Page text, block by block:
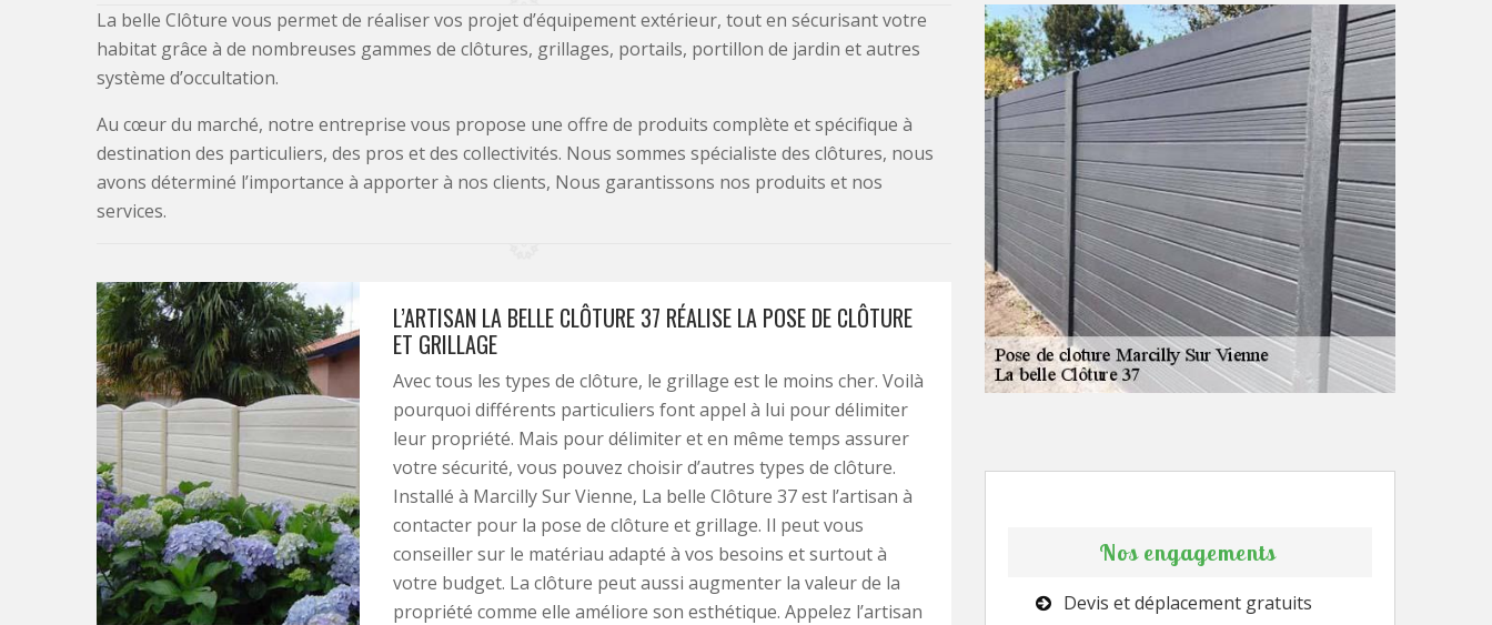
La belle Clôture vous permet de réaliser vos projet d’équipement extérieur, tout en sécurisant votre
habitat grâce à de nombreuses gammes de clôtures, grillages, portails, portillon de jardin et autres
système d’occultation.
Au cœur du marché, notre entreprise vous propose une offre de produits complète et spécifique à
destination des particuliers, des pros et des collectivités. Nous sommes spécialiste des clôtures, nous
avons déterminé l’importance à apporter à nos clients, Nous garantissons nos produits et nos
services.
L’ARTISAN LA BELLE CLÔTURE 37 RÉALISE LA POSE DE CLÔTURE
ET GRILLAGE
Avec tous les types de clôture, le grillage est le moins cher. Voilà
pourquoi différents particuliers font appel à lui pour délimiter
leur propriété. Mais pour délimiter et en même temps assurer
votre sécurité, vous pouvez choisir d’autres types de clôture.
Installé à Marcilly Sur Vienne, La belle Clôture 37 est l’artisan à
contacter pour la pose de clôture et grillage. Il peut vous
conseiller sur le matériau adapté à vos besoins et surtout à
votre budget. La clôture peut aussi augmenter la valeur de la
propriété comme elle améliore son esthétique. Appelez l’artisan
Nos engagements
Devis et déplacement gratuits